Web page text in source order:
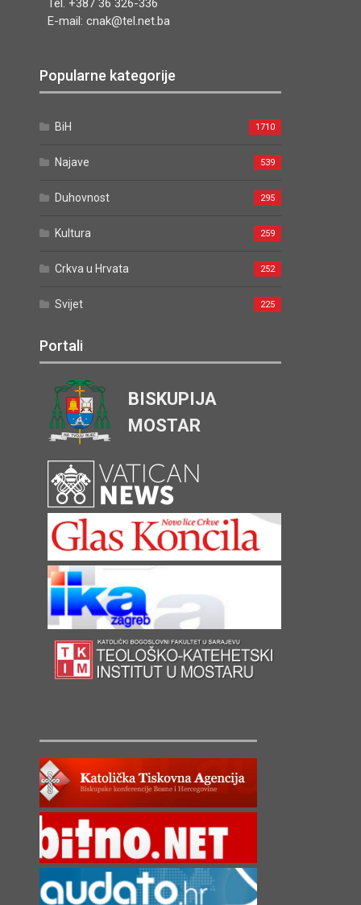
Tel. +387 36 326-336
E-mail: cnak@tel.net.ba
Popularne kategorije
BiH 1710
Najave 539
Duhovnost 295
Kultura 259
Crkva u Hrvata 252
Svijet 225
Portali
BISKUPIJA
MOSTAR